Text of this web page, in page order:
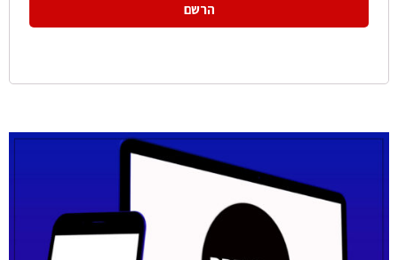
הרשם